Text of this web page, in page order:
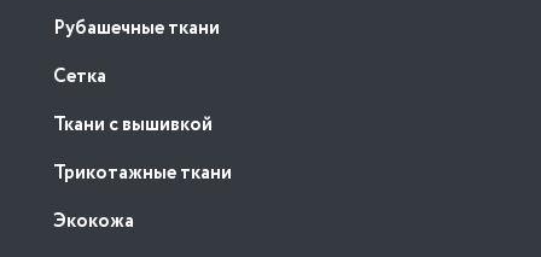
Рубашечные ткани
Сетка
Ткани с вышивкой
Трикотажные ткани
Экокожа